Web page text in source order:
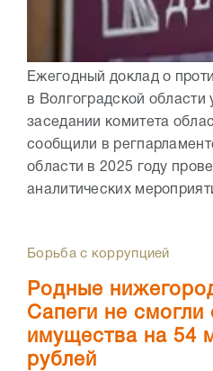
Ежегодный доклад о
в Волгоградской области
заседании комитета
сообщили в
области в 2025 году
аналитических
Борьба с коррупцией
Родные
Сапеги не смогли
имущества на 54
рублей